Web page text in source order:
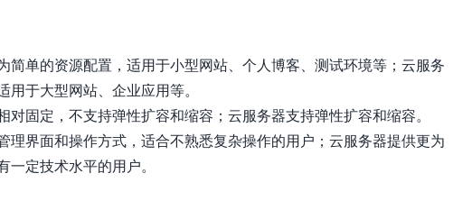
简单的资源配置，适用于小型网站、个人博客、测试环境等；云服务
于大型网站、企业应用等。
对固定，不支持弹性扩容和缩容；云服务器支持弹性扩容和缩容。
理界面和操作方式，适合不熟悉复杂操作的用户；云服务器提供更为
定技术水平的用户。